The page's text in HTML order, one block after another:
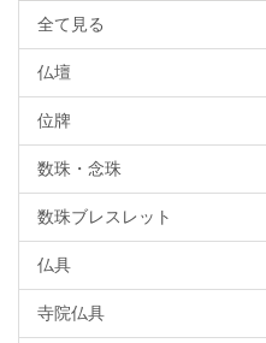
全て見る
仏壇
位牌
数珠・念珠
数珠ブレスレット
仏具
寺院仏具